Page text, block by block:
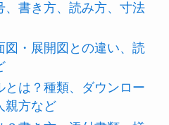
、書き方、読み方、寸法
図・展開図との違い、読
とは？種類、ダウンロー
親方など